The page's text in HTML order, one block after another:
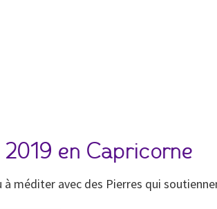
en Capricorne
méditer avec des Pierres qui